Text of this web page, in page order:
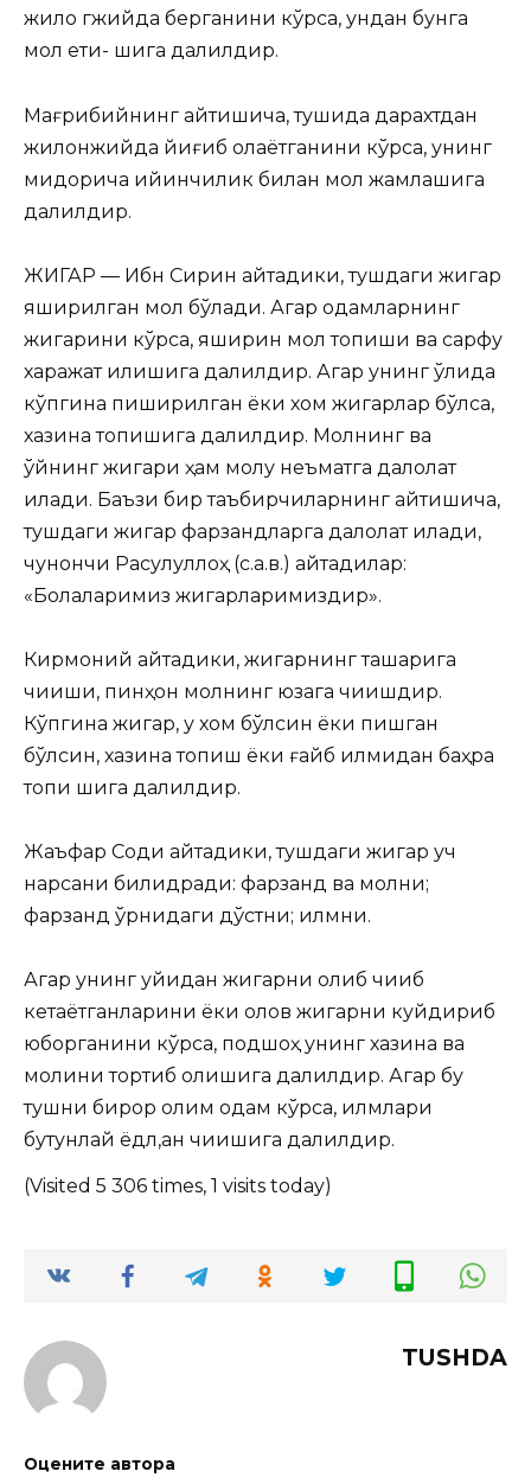
жило гжийда берганини кўрса, ундан бунга
мол ети- шига далилдир.
Мағрибийнинг айтишича, тушида дарахтдан
жилонжийда йиғиб олаётганини кўрса, унинг
миқдорича қийинчилик билан мол жамлашига
далилдир.
ЖИГАР — Ибн Сирин айтадики, тушдаги жигар
яширилган мол бўлади. Агар одамларнинг
жигарини кўрса, яширин мол топиши ва сарфу
харажат қилишига далилдир. Агар унинг қўлида
кўпгина пиширилган ёки хом жигарлар бўлса,
хазина топишига далилдир. Молнинг ва
қўйнинг жигари ҳам молу неъматга далолат
қилади. Баъзи бир таъбирчиларнинг айтишича,
тушдаги жигар фарзандларга далолат қилади,
чунончи Расулуллоҳ (с.а.в.) айтадилар:
«Болаларимиз жигарларимиздир».
Кирмоний айтадики, жигарнинг ташқарига
чиқиши, пинҳон молнинг юзага чиқишдир.
Кўпгина жигар, у хом бўлсин ёки пишган
бўлсин, хазина топиш ёки ғайб илмидан баҳра
топи шига далилдир.
Жаъфар Содиқ айтадики, тушдаги жигар уч
нарсани билидради: фарзанд ва молни;
фарзанд ўрнидаги дўстни; илмни.
Агар унинг уйидан жигарни олиб чиқиб
кетаётганларини ёки олов жигарни куйдириб
юборганини кўрса, подшоҳ унинг хазина ва
молини тортиб олишига далилдир. Агар бу
тушни бирор олим одам кўрса, илмлари
бутунлай ёдл,ан чиқишига далилдир.
(Visited 5 306 times, 1 visits today)
TUSHDA
Оцените автора